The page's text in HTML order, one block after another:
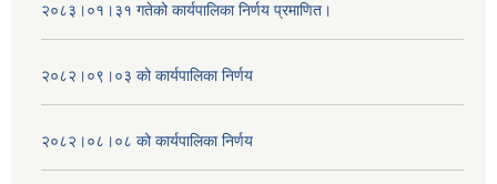
२०८३।०१।३१ गतेको कार्यपालिका निर्णय प्रमाणित।
२०८२।०९।०३ को कार्यपालिका निर्णय
२०८२।०८।०८ को कार्यपालिका निर्णय